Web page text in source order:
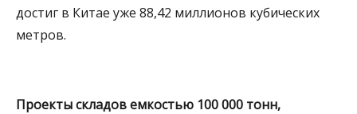
достиг в Китае уже 88,42 миллионов кубических
метров.
Проекты складов емкостью 100 000 тонн,